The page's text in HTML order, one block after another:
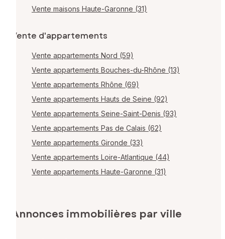
Vente maisons Haute-Garonne (31)
Vente d'appartements
Vente appartements Nord (59)
Vente appartements Bouches-du-Rhône (13)
Vente appartements Rhône (69)
Vente appartements Hauts de Seine (92)
Vente appartements Seine-Saint-Denis (93)
Vente appartements Pas de Calais (62)
Vente appartements Gironde (33)
Vente appartements Loire-Atlantique (44)
Vente appartements Haute-Garonne (31)
Annonces immobilières par ville